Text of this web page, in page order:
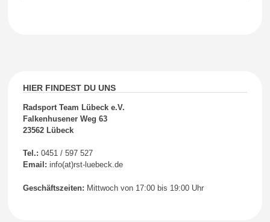
HIER FINDEST DU UNS
Radsport Team Lübeck e.V.
Falkenhusener Weg 63
23562 Lübeck
Tel.: 0451 / 597 527
Email: info(at)rst-luebeck.de
Geschäftszeiten: Mittwoch von 17:00 bis 19:00 Uhr